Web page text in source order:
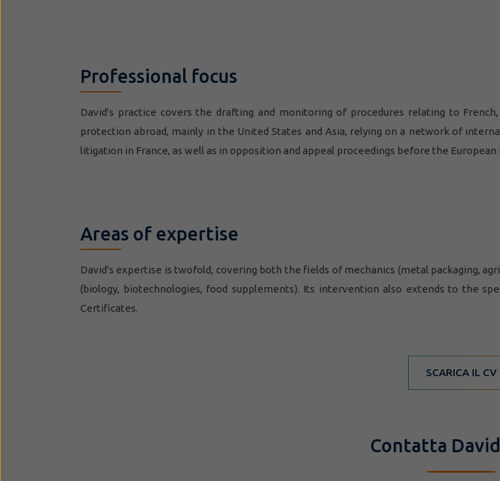
Professional focus
David's practice covers the drafting and monitoring of procedures relating to
protection abroad, mainly in the United States and Asia, relying on a network of
litigation in France, as well as in opposition and appeal proceedings before the
Areas of expertise
David's expertise is twofold, covering both the fields of mechanics (metal packaging,
(biology, biotechnologies, food supplements). Its intervention also extends to the
Certificates.
SCARICA IL CV
Contatta